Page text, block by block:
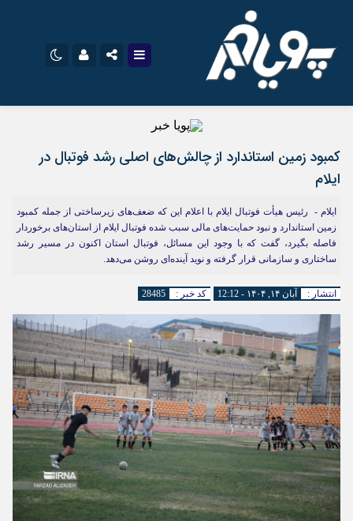
سروش
ایتا
رمز عبور
مرا به خاطر بسپار
کمبود زمین‌ استاندارد از چالش‌های اصلی رشد فوتبال در
ایلام
ایلام - رئیس هیأت فوتبال ایلام با اعلام این که ضعف‌های زیرساختی از جمله کمبود
زمین استاندارد و نبود حمایت‌های مالی سبب شده فوتبال ایلام از استان‌های برخوردار
فاصله بگیرد، گفت که با وجود این مسائل، فوتبال استان اکنون در مسیر رشد
ساختاری و سازمانی قرار گرفته و نوید آینده‌ای روشن می‌دهد.
انتشار : آبان ۱۴, ۱۴۰۴ - 12:12 کد خبر : 28485